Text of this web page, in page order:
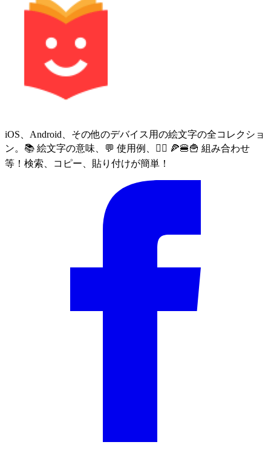
iOS、Android、その他のデバイス用の絵文字の全コレクショ
ン。📚 絵文字の意味、💬 使用例、🙅‍♀️ 🍕🍔🍟 組み合わせ
等！検索、コピー、貼り付けが簡単！